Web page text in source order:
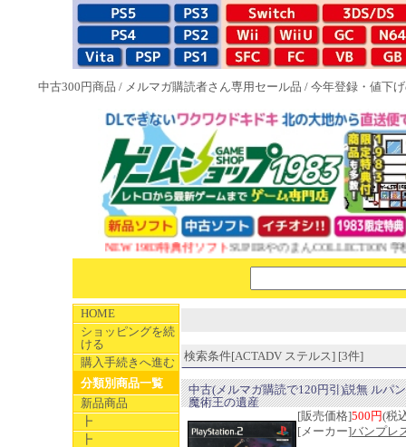
中古300円商品 / メルマガ購読者さん専用セール品 / 今年登録・値下
NEW 1983特典付ソフトSUPERやのまんCOLLECTION 学校で
HOME
ショッピングを続
ける
購入手続きへ進む
分類別商品一覧
新品商品
┣
┣
検索条件[ACTADV ステルス] [3件]
中古(メルマガ購読で120円引)説無 ルパ
魔術王の遺産
[販売価格]500円(税
[メーカー]バンプレ